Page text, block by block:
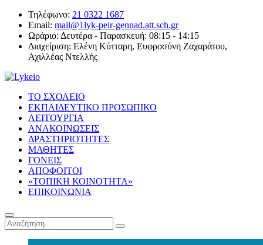
Τηλέφωνο: 21 0322 1687
Email: mail@1lyk-peir-gennad.att.sch.gr
Ωράριο: Δευτέρα - Παρασκευή: 08:15 - 14:15
Διαχείριση: Ελένη Κύτταρη, Ευφροσύνη Ζαχαράτου,
Αχιλλέας Ντελλής
ΤΟ ΣΧΟΛΕΙΟ
ΕΚΠΑΙΔΕΥΤΙΚΟ ΠΡΟΣΩΠΙΚΟ
ΛΕΙΤΟΥΡΓΙΑ
ΑΝΑΚΟΙΝΩΣΕΙΣ
ΔΡΑΣΤΗΡΙΟΤΗΤΕΣ
ΜΑΘΗΤΕΣ
ΓΟΝΕΙΣ
ΑΠΟΦΟΙΤΟΙ
«ΤΟΠΙΚΗ ΚΟΙΝΟΤΗΤΑ»
ΕΠΙΚΟΙΝΩΝΙΑ